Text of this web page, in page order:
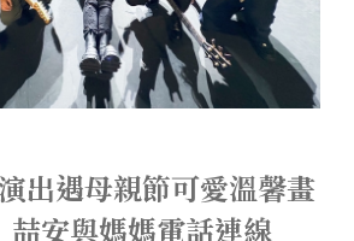
出遇母親節可愛溫馨畫
安與媽媽電話連線